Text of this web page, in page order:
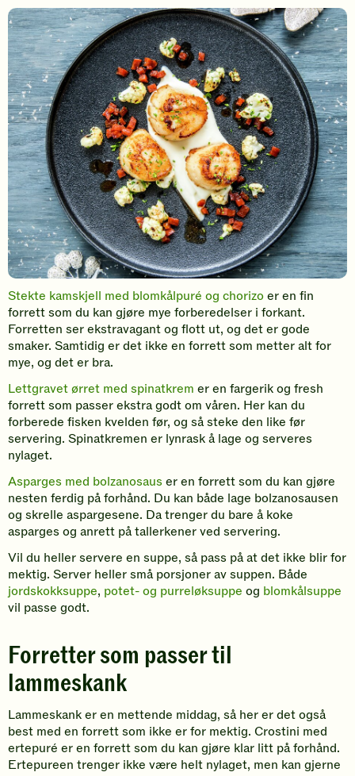
Stekte kamskjell med blomkålpuré og chorizoer en fin
forrett som du kan gjøre mye forberedelser i forkant.
Forretten ser ekstravagant og flott ut, og det er gode
smaker. Samtidig er det ikke en forrett som metter alt for
mye, og det er bra.
Lettgravet ørret med spinatkrem er en fargerik og fresh
forrett som passer ekstra godt om våren. Her kan du
forberede fisken kvelden før, og så steke den like før
servering. Spinatkremen er lynrask å lage og serveres
nylaget.
Asparges med bolzanosaus er en forrett som du kan gjøre
nesten ferdig på forhånd. Du kan både lage bolzanosausen
og skrelle aspargesene. Da trenger du bare å koke
asparges og anrett på tallerkener ved servering.
Vil du heller servere en suppe, så pass på at det ikke blir for
mektig. Server heller små porsjoner av suppen. Både
jordskokksuppe, potet- og purreløksuppe og blomkålsuppe
vil passe godt.
Forretter som passer til
lammeskank
Lammeskank er en mettende middag, så her er det også
best med en forrett som ikke er for mektig. Crostini med
ertepuré er en forrett som du kan gjøre klar litt på forhånd.
Ertepureen trenger ikke være helt nylaget, men kan gjerne